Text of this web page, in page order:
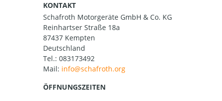
KONTAKT
Schafroth Motorgeräte GmbH & Co. KG
Reinhartser Straße 18a
87437 Kempten
Deutschland
Tel.: 083173492
Mail:
ÖFFNUNGSZEITEN